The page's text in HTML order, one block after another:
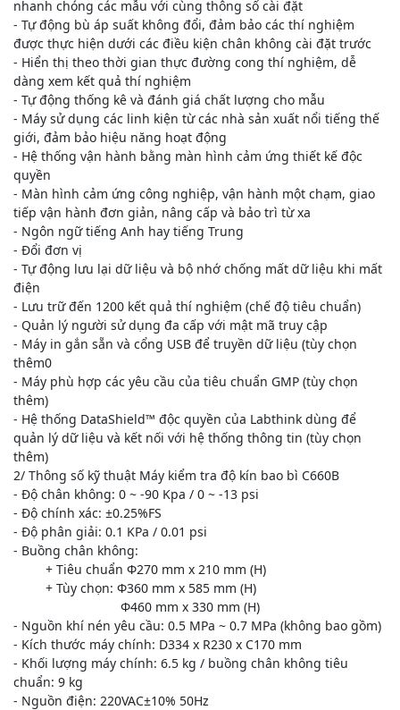
nhanh chóng các mẫu với cùng thông số cài đặt
- Tự động bù áp suất không đổi, đảm bảo các thí nghiệm
được thực hiện dưới các điều kiện chân không cài đặt trước
- Hiển thị theo thời gian thực đường cong thí nghiệm, dễ
dàng xem kết quả thí nghiệm
- Tự động thống kê và đánh giá chất lượng cho mẫu
- Máy sử dụng các linh kiện từ các nhà sản xuất nổi tiếng thế
giới, đảm bảo hiệu năng hoạt động
- Hệ thống vận hành bằng màn hình cảm ứng thiết kế độc
quyền
- Màn hình cảm ứng công nghiệp, vận hành một chạm, giao
tiếp vận hành đơn giản, nâng cấp và bảo trì từ xa
- Ngôn ngữ tiếng Anh hay tiếng Trung
- Đổi đơn vị
- Tự động lưu lại dữ liệu và bộ nhớ chống mất dữ liệu khi mất
điện
- Lưu trữ đến 1200 kết quả thí nghiệm (chế độ tiêu chuẩn)
- Quản lý người sử dụng đa cấp với mật mã truy cập
- Máy in gắn sẵn và cổng USB để truyền dữ liệu (tùy chọn
thêm0
- Máy phù hợp các yêu cầu của tiêu chuẩn GMP (tùy chọn
thêm)
- Hệ thống DataShield™ độc quyền của Labthink dùng để
quản lý dữ liệu và kết nối với hệ thống thông tin (tùy chọn
thêm)
2/ Thông số kỹ thuật Máy kiểm tra độ kín bao bì C660B
- Độ chân không: 0 ~ -90 Kpa / 0 ~ -13 psi
- Độ chính xác: ±0.25%FS
- Độ phân giải: 0.1 KPa / 0.01 psi
- Buồng chân không:
+ Tiêu chuẩn Φ270 mm x 210 mm (H)
+ Tùy chọn: Φ360 mm x 585 mm (H)
Φ460 mm x 330 mm (H)
- Nguồn khí nén yêu cầu: 0.5 MPa ~ 0.7 MPa (không bao gồm)
- Kích thước máy chính: D334 x R230 x C170 mm
- Khối lượng máy chính: 6.5 kg / buồng chân không tiêu
chuẩn: 9 kg
- Nguồn điện: 220VAC±10% 50Hz